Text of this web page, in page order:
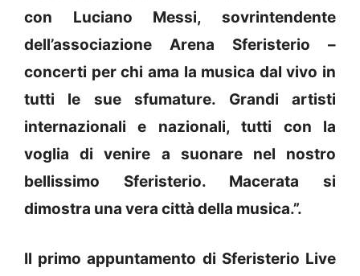
con Luciano Messi, sovrintendente
dell’associazione Arena Sferisterio –
concerti per chi ama la musica dal vivo in
tutti le sue sfumature. Grandi artisti
internazionali e nazionali, tutti con la
voglia di venire a suonare nel nostro
bellissimo Sferisterio. Macerata si
dimostra una vera città della musica.”.
Il primo appuntamento di Sferisterio Live